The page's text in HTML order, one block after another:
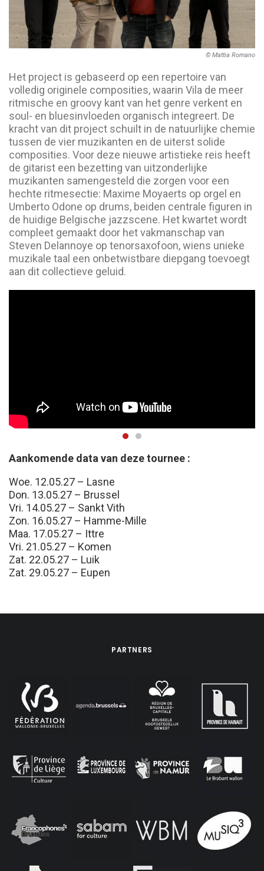
© Mattia Romano
Het project is gebaseerd op een repertoire van
volledig originele composities, waarin Vila de meer
ritmische en groovy kant van het genre verkent en
soul- en bluesinvloeden organisch integreert. De
kracht van dit project schuilt in de natuurlijke chemie
tussen de vier muzikanten en de uiterst solide
composities. Voor deze nieuwe artistieke reis heeft
de gitarist een bezetting van uitzonderlijke
muzikanten samengesteld die zorgen voor een
hechte ritmesectie: Maxime Moyaerts op orgel en
Umberto Odone op drums, beiden centrale figuren in
de huidige Belgische jazzscene. Het kwartet wordt
compleet gemaakt door het vakmanschap van
Steven Delannoye op tenorsaxofoon, wiens unieke
muzikale taal een onbetwistbare diepgang toevoegt
aan dit collectieve geluid.
Aankomende data van deze tournee :
Woe. 12.05.27 – Lasne
Don. 13.05.27 – Brussel
Vri. 14.05.27 – Sankt Vith
Zon. 16.05.27 – Hamme-Mille
Maa. 17.05.27 – Ittre
Vri. 21.05.27 – Komen
Zat. 22.05.27 – Luik
Zat. 29.05.27 – Eupen
PARTNERS